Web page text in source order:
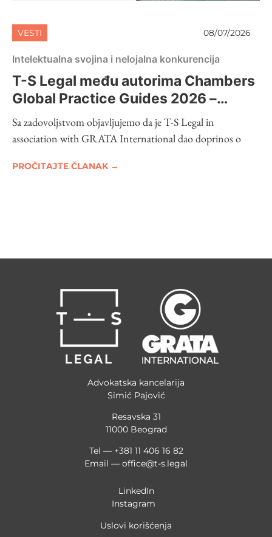
VESTI 08/07/2026
Intelektualna svojina i nelojalna konkurencija
T-S Legal među autorima Chambers
Global Practice Guides 2026 –
Intellectual Property
Sa zadovoljstvom objavljujemo da je T-S Legal in
association with GRATA International dao doprinos o
PROČITAJTE ČLANAK →
Advokatska kancelarija
Simić Pajović
Resavska 31
11000 Beograd
Tel — +381 11 406 16 82
Email — office@t-s.legal
LinkedIn
Instagram
Uslovi korišćenja